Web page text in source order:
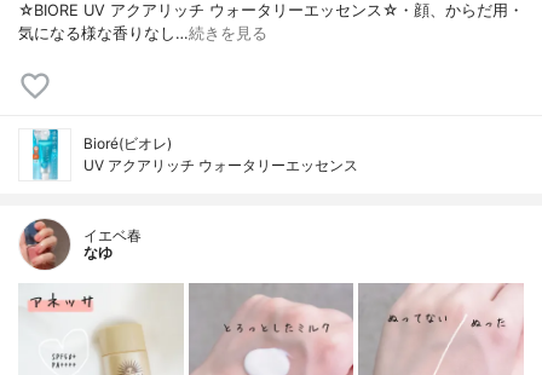
☆BIORE UV アクアリッチ ウォータリーエッセンス☆・顔、からだ用・
気になる様な香りなし…続きを見る
Bioré(ビオレ)
UV アクアリッチ ウォータリーエッセンス
イエベ春
なゆ